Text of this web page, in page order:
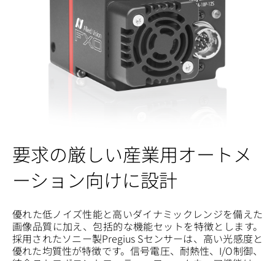
要求の厳しい産業用オートメ
ーション向けに設計
優れた低ノイズ性能と高いダイナミックレンジを備えた
画像品質に加え、包括的な機能セットを特徴とします。
採用されたソニー製Pregius Sセンサーは、高い光感度と
優れた均質性が特徴です。信号電圧、耐熱性、I/O制御、